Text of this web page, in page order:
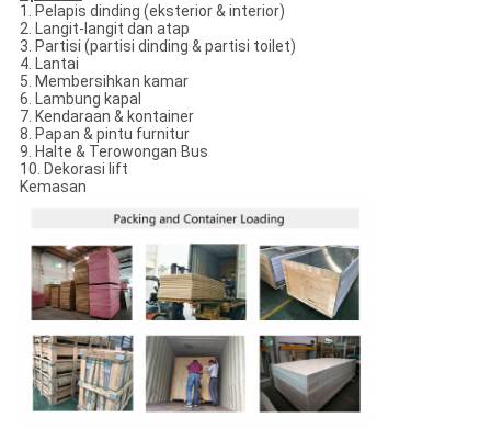
1. Pelapis dinding (eksterior & interior)
2. Langit-langit dan atap
3. Partisi (partisi dinding & partisi toilet)
4. Lantai
5. Membersihkan kamar
6. Lambung kapal
7. Kendaraan & kontainer
8. Papan & pintu furnitur
9. Halte & Terowongan Bus
10. Dekorasi lift
Kemasan